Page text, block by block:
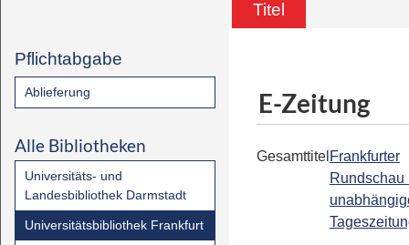
Titel
Pflichtabgabe
Ablieferung
Alle Bibliotheken
Universitäts- und
Landesbibliothek Darmstadt
Universitätsbibliothek Frankfurt
E-Zeitung
Gesamttitel Frankfurter
Rundschau